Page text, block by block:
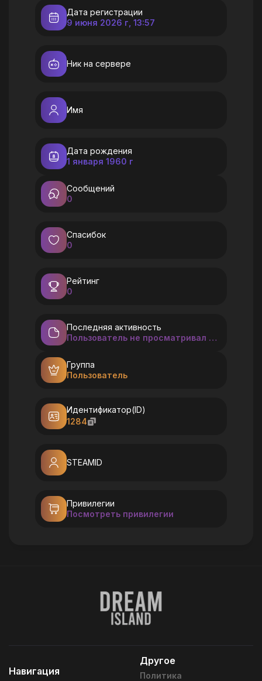
Дата регистрации
9 июня 2026 г, 13:57
Ник на сервере
Имя
Дата рождения
1 января 1960 г
Сообщений
0
Спасибок
0
Рейтинг
0
Последняя активность
Пользователь не просматривал форум
Группа
Пользователь
Идентификатор(ID)
1284
STEAMID
Привилегии
Посмотреть привилегии
Навигация
Другое
Политика